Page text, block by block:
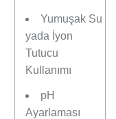
Yumuşak Su
yada İyon
Tutucu
Kullanımı
pH
Ayarlaması